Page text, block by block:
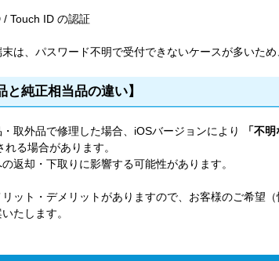
Touch ID の認証
は、パスワード不明で受付できないケースが多いため
と純正相当品の違い】
取外品で修理した場合、iOSバージョンにより
「不
れる場合があります。
返却・下取りに影響する可能性があります。
ット・デメリットがありますので、お客様のご希望
たします。